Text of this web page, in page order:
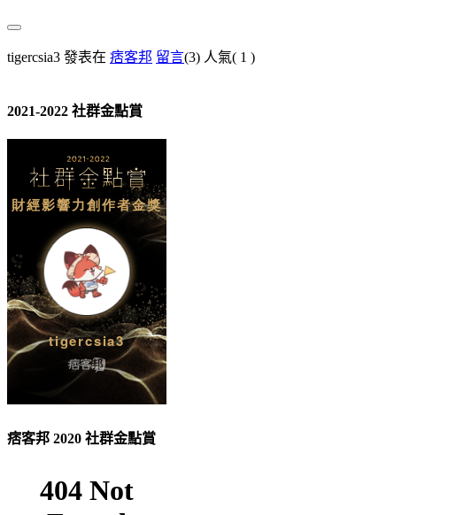
tigercsia3 發表在 痞客邦 留言(3) 人氣( 1 )
2021-2022 社群金點賞
痞客邦 2020 社群金點賞